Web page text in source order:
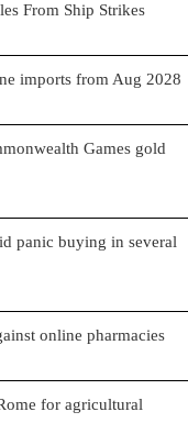
From Ship Strikes
imports from Aug 2028
Games gold
panic buying in several
online pharmacies
for agricultural